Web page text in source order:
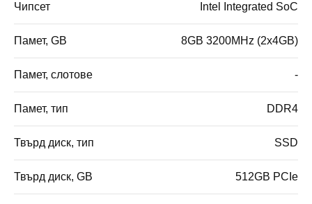
Чипсет Intel Integrated SoC
Памет, GB 8GB 3200MHz (2x4GB)
Памет, слотове -
Памет, тип DDR4
Твърд диск, тип SSD
Твърд диск, GB 512GB PCIe